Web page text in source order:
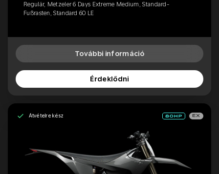
Regulär, Metzeler 6 Days Extreme Medium, Standard-
Fußrasten, Standard 60 LE
További információ
Érdeklődni
Átvételre kész EX